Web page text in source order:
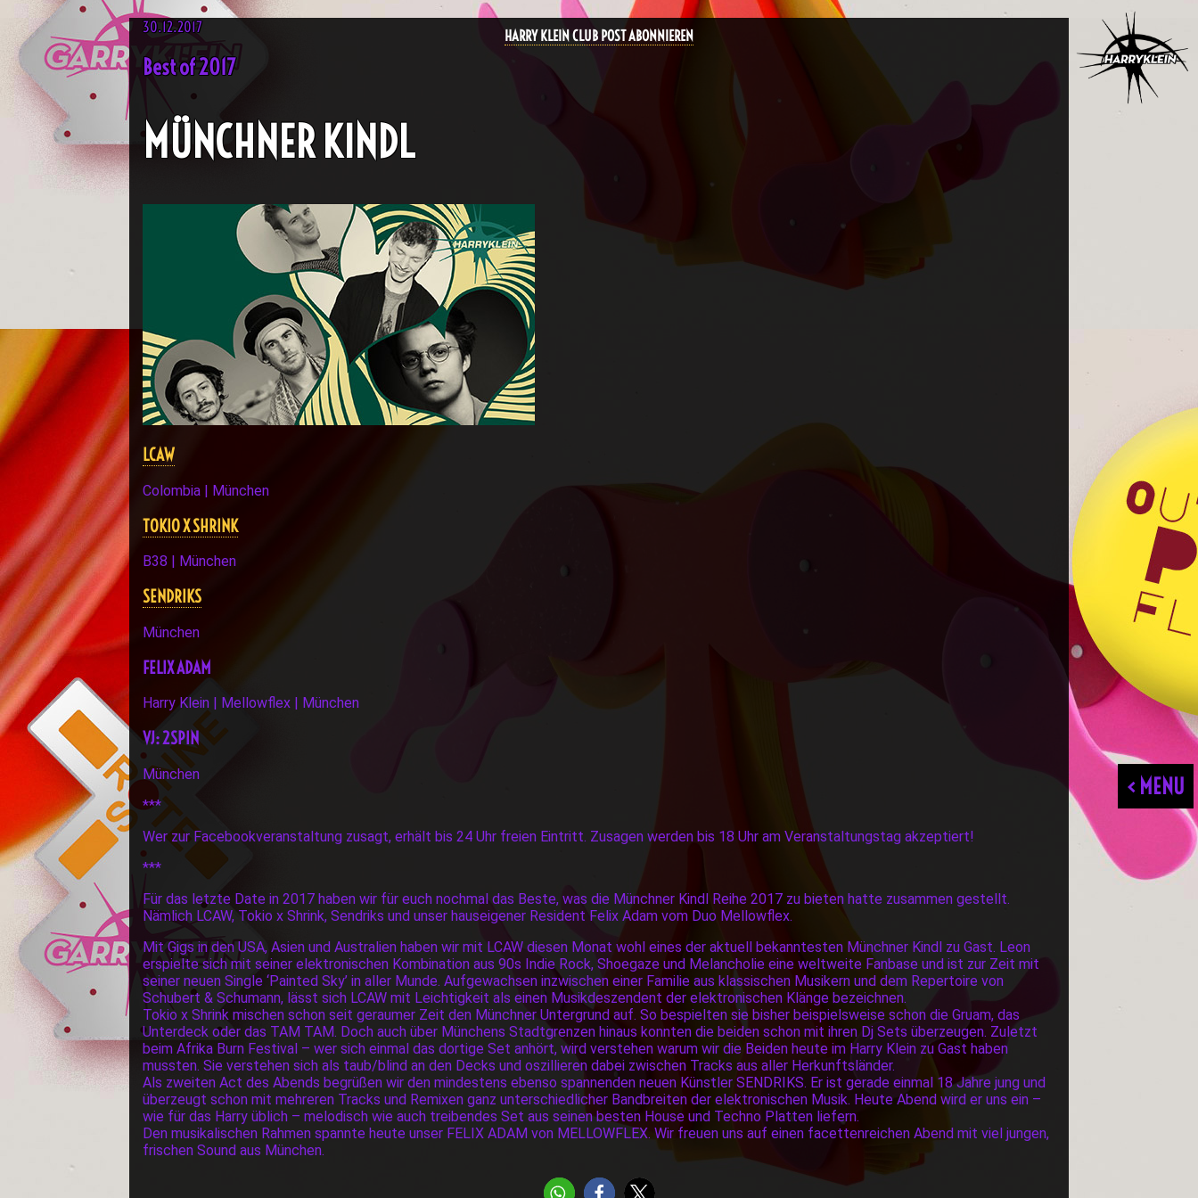
HARRY KLEIN CLUB POST ABONNIEREN
< MENU
30.12.2017
Best of 2017
MÜNCHNER KINDL
LCAW
Colombia | München
TOKIO X SHRINK
B38 | München
SENDRIKS
München
FELIX ADAM
Harry Klein | Mellowflex | München
VJ: 2SPIN
München
***
Wer zur Facebookveranstaltung zusagt, erhält bis 24 Uhr freien Eintritt. Zusagen werden bis 18 Uhr am Veranstaltungstag akzeptiert!
***
Für das letzte Date in 2017 haben wir für euch nochmal das Beste, was die Münchner Kindl Reihe 2017 zu bieten hatte zusammen gestellt.
Nämlich LCAW, Tokio x Shrink, Sendriks und unser hauseigener Resident Felix Adam vom Duo Mellowflex.
Mit Gigs in den USA, Asien und Australien haben wir mit LCAW diesen Monat wohl eines der aktuell bekanntesten Münchner Kindl zu Gast. Leon
erspielte sich mit seiner elektronischen Kombination aus 90s Indie Rock, Shoegaze und Melancholie eine weltweite Fanbase und ist zur Zeit mit
seiner neuen Single ‘Painted Sky’ in aller Munde. Aufgewachsen inzwischen einer Familie aus klassischen Musikern und dem Repertoire von
Schubert & Schumann, lässt sich LCAW mit Leichtigkeit als einen Musikdeszendent der elektronischen Klänge bezeichnen.
Tokio x Shrink mischen schon seit geraumer Zeit den Münchner Untergrund auf. So bespielten sie bisher beispielsweise schon die Gruam, das
Unterdeck oder das TAM TAM. Doch auch über Münchens Stadtgrenzen hinaus konnten die beiden schon mit ihren Dj Sets überzeugen. Zuletzt
beim Afrika Burn Festival – wer sich einmal das dortige Set anhört, wird verstehen warum wir die Beiden heute im Harry Klein zu Gast haben
mussten. Sie verstehen sich als taub/blind an den Decks und oszillieren dabei zwischen Tracks aus aller Herkunftsländer.
Als zweiten Act des Abends begrüßen wir den mindestens ebenso spannenden neuen Künstler SENDRIKS. Er ist gerade einmal 18 Jahre jung und
überzeugt schon mit mehreren Tracks und Remixen ganz unterschiedlicher Bandbreiten der elektronischen Musik. Heute Abend wird er uns ein –
wie für das Harry üblich – melodisch wie auch treibendes Set aus seinen besten House und Techno Platten liefern.
Den musikalischen Rahmen spannte heute unser FELIX ADAM von MELLOWFLEX. Wir freuen uns auf einen facettenreichen Abend mit viel jungen,
frischen Sound aus München.